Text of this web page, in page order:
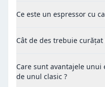
Ce este un espressor cu
Cât de des trebuie
Care sunt avantajele unui
de unul clasic ?